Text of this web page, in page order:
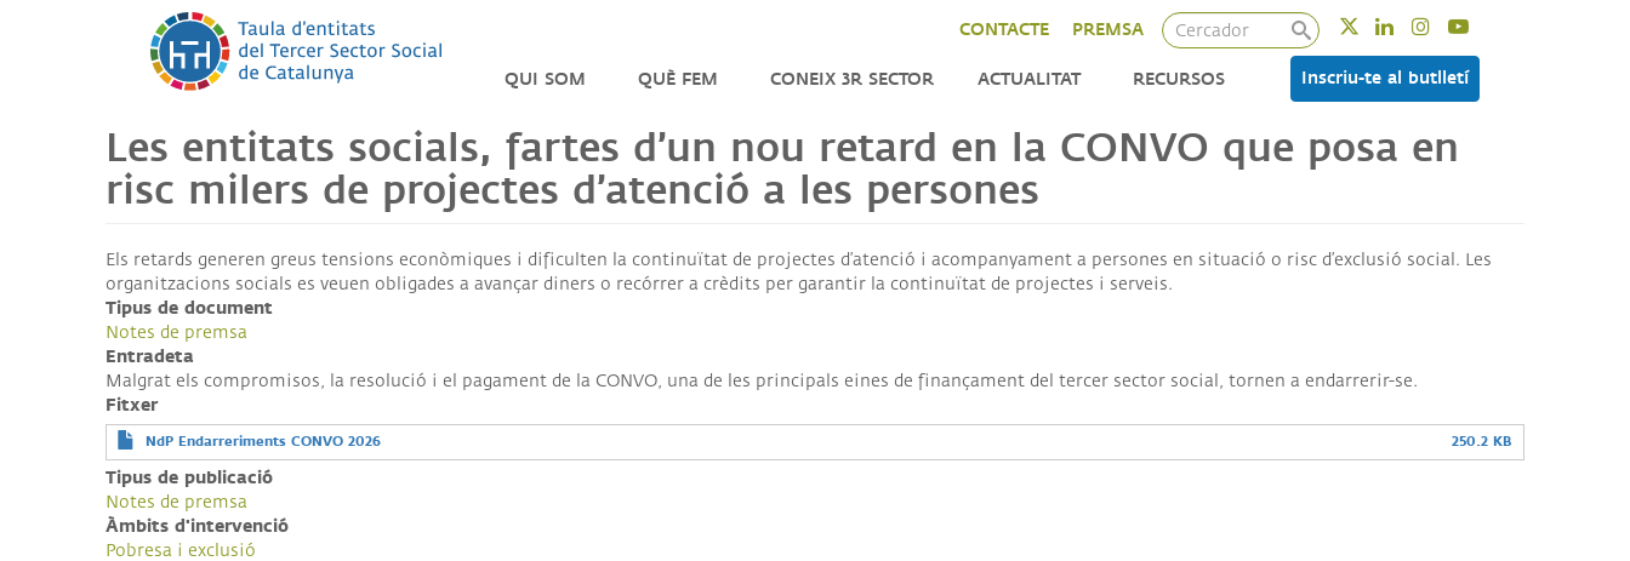
TwitterLinkedinInstagram
Cercador
CONTACTE PREMSA
QUI SOM
LA
TAULA
DEL
TERCER
SECTOR
PINCAT
ORGANITZACIÓ
TRANSPARENTS
QUÈ FEM
ENFORTIMENT
DO
INTERNACIONAL
INCIDÈNCIA
CONEIX 3R SECTOR ACTUALITAT
NOTÍCIES
AGENDA
RECURSOS Inscriu-te al butlletí
Les entitats socials, fartes d’un nou retard en la CONVO que posa en
risc milers de projectes d’atenció a les persones
Els retards generen greus tensions econòmiques i dificulten la continuïtat de projectes d’atenció i acompanyament a persones en situació o risc d’exclusió social. Les
organitzacions socials es veuen obligades a avançar diners o recórrer a crèdits per garantir la continuïtat de projectes i serveis.
Tipus de document
Notes de premsa
Entradeta
Malgrat els compromisos, la resolució i el pagament de la CONVO, una de les principals eines de finançament del tercer sector social, tornen a endarrerir-se.
Fitxer
NdP Endarreriments CONVO 2026 250.2 KB
Tipus de publicació
Notes de premsa
Àmbits d'intervenció
Pobresa i exclusió